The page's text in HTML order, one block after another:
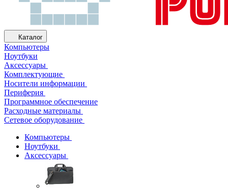
Каталог
Компьютеры
Ноутбуки
Аксессуары
Комплектующие
Носители информации
Периферия
Программное обеспечение
Расходные материалы
Сетевое оборудование
Компьютеры
Ноутбуки
Аксессуары